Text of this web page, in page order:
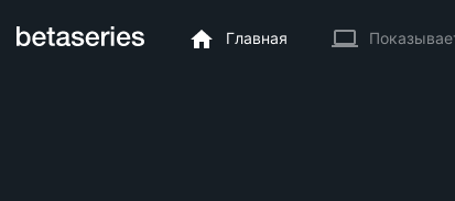
Главная